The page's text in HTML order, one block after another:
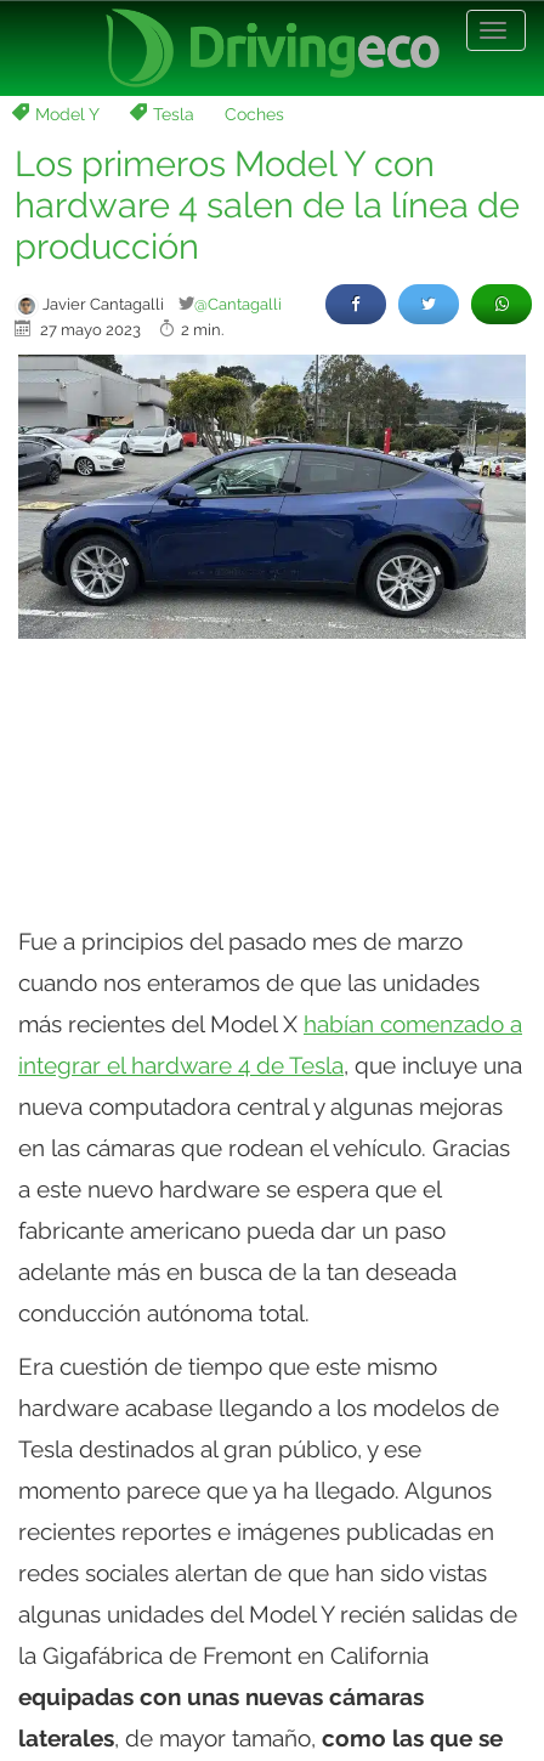
Model Y Tesla Coches
Los primeros Model Y con
hardware 4 salen de la línea de
producción
Javier Cantagalli
@Cantagalli
27 mayo 2023
2 min.
Fue a principios del pasado mes de marzo
cuando nos enteramos de que las unidades
más recientes del Model X habían comenzado a
integrar el hardware 4 de Tesla, que incluye una
nueva computadora central y algunas mejoras
en las cámaras que rodean el vehículo. Gracias
a este nuevo hardware se espera que el
fabricante americano pueda dar un paso
adelante más en busca de la tan deseada
conducción autónoma total.
Era cuestión de tiempo que este mismo
hardware acabase llegando a los modelos de
Tesla destinados al gran público, y ese
momento parece que ya ha llegado. Algunos
recientes reportes e imágenes publicadas en
redes sociales alertan de que han sido vistas
algunas unidades del Model Y recién salidas de
la Gigafábrica de Fremont en California
equipadas con unas nuevas cámaras
laterales, de mayor tamaño, como las que se